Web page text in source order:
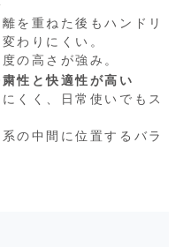
を重ねた後もハンドリ
わりにくい。
の高さが強み。
性と快適性が高い
くく、日常使いでもス
の中間に位置するバラ